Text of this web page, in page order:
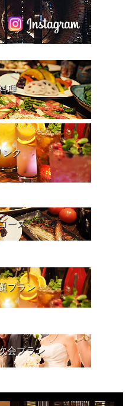
理
ンク
ース
プラン
会プラン